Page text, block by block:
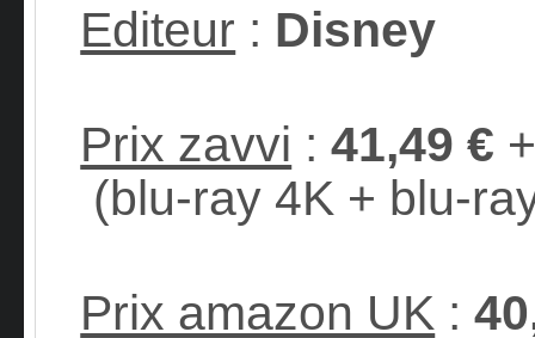
Editeur : Disney
Prix zavvi : 41,49 €
(blu-ray 4K + blu-
Prix amazon UK :